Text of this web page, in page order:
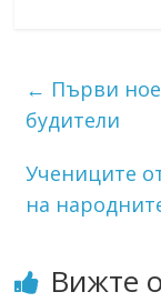
← Първи
будители
Учениците
на
Вижте